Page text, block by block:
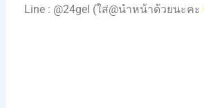
Line : @24gel (ใส่@นำหน้าด้วยนะคะ